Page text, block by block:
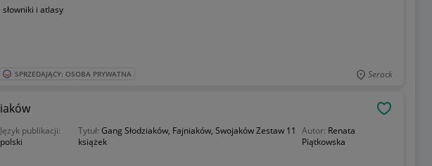
i atlasy
SPRZEDAJĄCY: OSOBA PRYWATNA Serock
Język publikacji:
polski
Tytuł:Gang Słodziaków, Fajniaków, Swojaków Zestaw 11
książek
Autor: Renata
Piątkowska